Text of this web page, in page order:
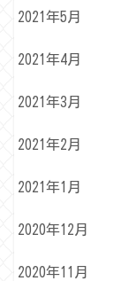
2021年5月
2021年4月
2021年3月
2021年2月
2021年1月
2020年12月
2020年11月